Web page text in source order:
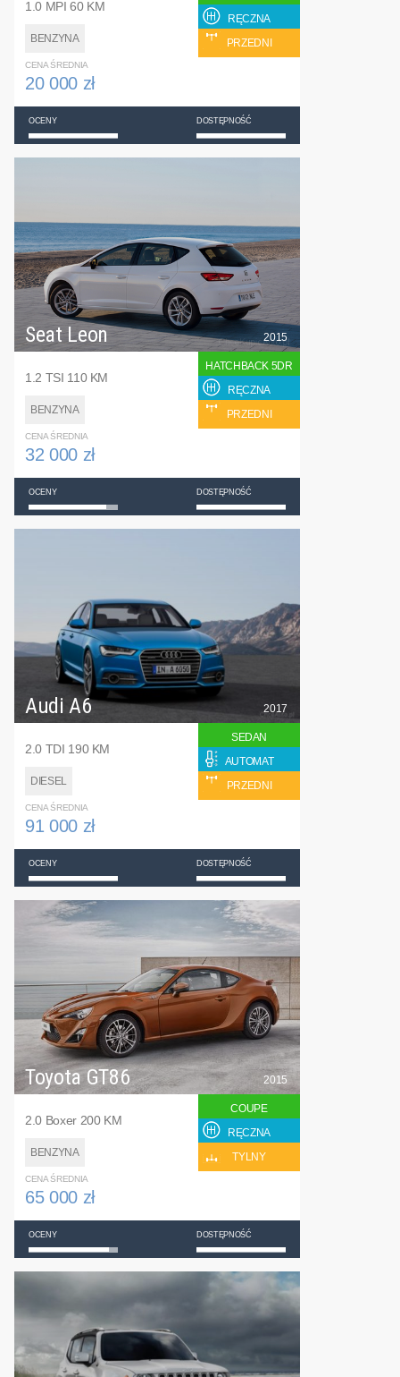
1.0 MPI 60 KM
BENZYNA
RĘCZNA
PRZEDNI
CENA ŚREDNIA
20 000 zł
OCENY DOSTĘPNOŚĆ
Seat Leon
1.2 TSI 110 KM
BENZYNA
2015
HATCHBACK 5DR
RĘCZNA
PRZEDNI
CENA ŚREDNIA
32 000 zł
OCENY DOSTĘPNOŚĆ
Audi A6
2.0 TDI 190 KM
DIESEL
2017
SEDAN
AUTOMAT
PRZEDNI
CENA ŚREDNIA
91 000 zł
OCENY DOSTĘPNOŚĆ
Toyota GT86
2.0 Boxer 200 KM
BENZYNA
2015
COUPE
RĘCZNA
TYLNY
CENA ŚREDNIA
65 000 zł
OCENY DOSTĘPNOŚĆ